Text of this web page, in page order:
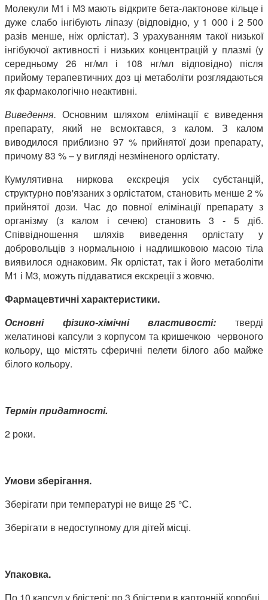
Молекули М1 і М3 мають відкрите бета-лактонове кільце і
дуже слабо інгібують ліпазу (відповідно, у 1 000 і 2 500
разів менше, ніж орлістат). З урахуванням такої низької
інгібуючої активності і низьких концентрацій у плазмі (у
середньому 26 нг/мл і 108 нг/мл відповідно) після
прийому терапевтичних доз ці метаболіти розглядаються
як фармакологічно неактивні.
Виведення.Основним шляхом елімінації є виведення
препарату, який не всмоктався, з калом. З калом
виводилося приблизно 97 % прийнятої дози препарату,
причому 83 % – у вигляді незміненого орлістату.
Кумулятивна ниркова екскреція усіх субстанцій,
структурно пов'язаних з орлістатом, становить менше 2 %
прийнятої дози. Час до повної елімінації препарату з
організму (з калом і сечею) становить 3 - 5 діб.
Співвідношення шляхів виведення орлістату у
добровольців з нормальною і надлишковою масою тіла
виявилося однаковим. Як орлістат, так і його метаболіти
М1 і М3, можуть піддаватися екскреції з жовчю.
Фармацевтичні характеристики.
Основні фізико-хімічні властивості: тверді
желатинові капсули з корпусом та кришечкою червоного
кольору, що містять сферичні пелети білого або майже
білого кольору.
Термін придатності.
2 роки.
Умови зберігання.
Зберігати при температурі не вище 25 °С.
Зберігати в недоступному для дітей місці.
Упаковка.
По 10 капсул у блістері; по 3 блістери в картонній коробці.